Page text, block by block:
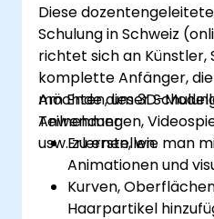
Diese
Schulung in Schweiz
richtet sich an
komplette Anfänger,
möchten, um 3D-
Anwendungen,
usw. zu erstellen.
Am Ende dieser
Teilnehmer:
Erlernen, wie man
Animationen und
Kurven,
Haarpartikel